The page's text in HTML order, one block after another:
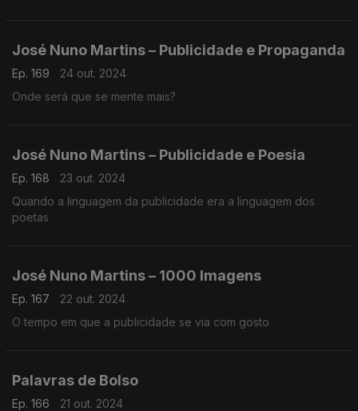
José Nuno Martins – Publicidade e Propaganda
Ep. 169
24 out. 2024
Onde será que se mente mais?
José Nuno Martins – Publicidade e Poesia
Ep. 168
23 out. 2024
Quando a linguagem da publicidade era a linguagem dos
poetas
José Nuno Martins – 1000 Imagens
Ep. 167
22 out. 2024
O tempo em que a publicidade se via com gosto
Palavras de Bolso
Ep. 166
21 out. 2024